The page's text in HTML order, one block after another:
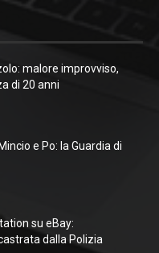
malore improvviso,
di 20 anni
e Po: la Guardia di
su eBay:
dalla Polizia